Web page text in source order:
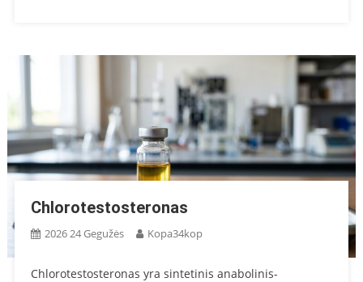
Chlorotestosteronas
2026 24 Gegužės Kopa34kop
Chlorotestosteronas yra sintetinis anabolinis-